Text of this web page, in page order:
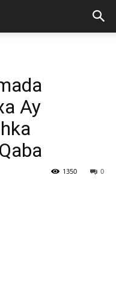
Ay
0
1350